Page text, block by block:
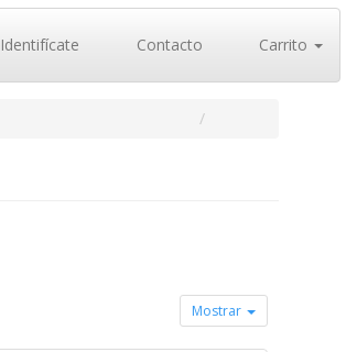
Identifícate Contacto Carrito
Mostrar